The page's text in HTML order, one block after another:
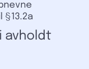
avholdt